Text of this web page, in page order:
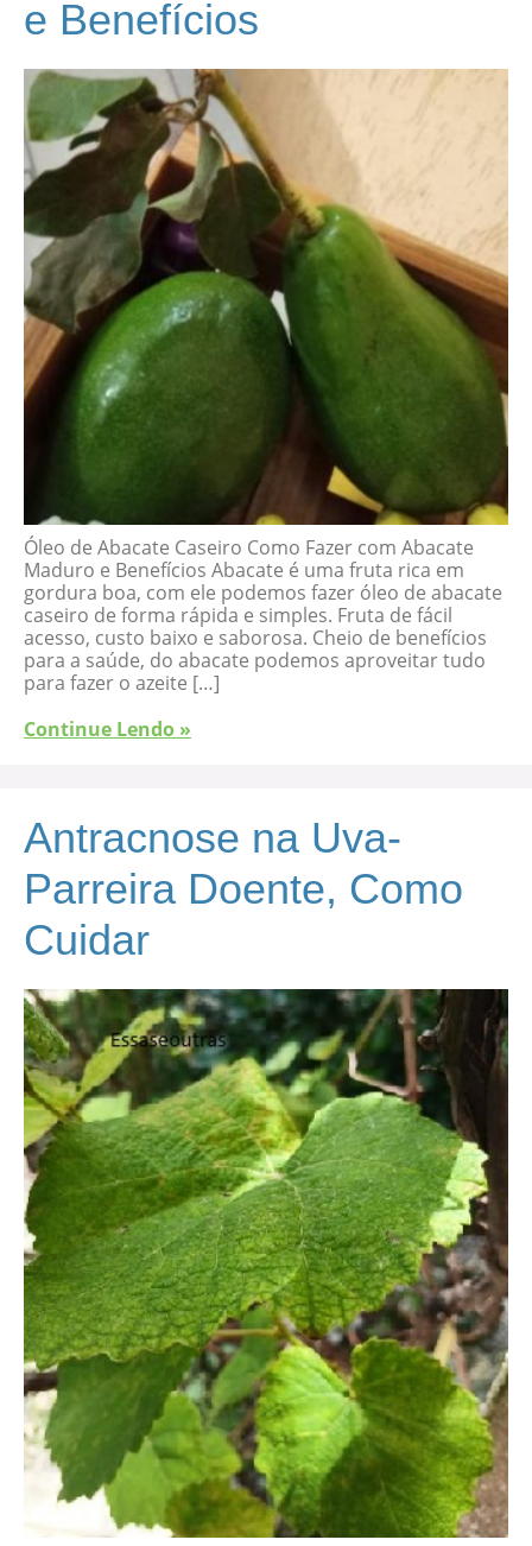
e Benefícios
Óleo de Abacate Caseiro Como Fazer com Abacate
Maduro e Benefícios Abacate é uma fruta rica em
gordura boa, com ele podemos fazer óleo de abacate
caseiro de forma rápida e simples. Fruta de fácil
acesso, custo baixo e saborosa. Cheio de benefícios
para a saúde, do abacate podemos aproveitar tudo
para fazer o azeite […]
Continue Lendo »
Antracnose na Uva-
Parreira Doente, Como
Cuidar